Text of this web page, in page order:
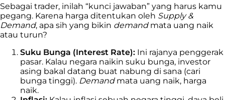
Sebagai trader, inilah “kunci jawaban” yang harus kamu
pegang. Karena harga ditentukan oleh Supply &
Demand, apa sih yang bikin demandmata uang naik
atau turun?
Suku Bunga (Interest Rate): Ini rajanya penggerak
pasar. Kalau negara naikin suku bunga, investor
asing bakal datang buat nabung di sana (cari
bunga tinggi). Demandmata uang naik, harga
naik.